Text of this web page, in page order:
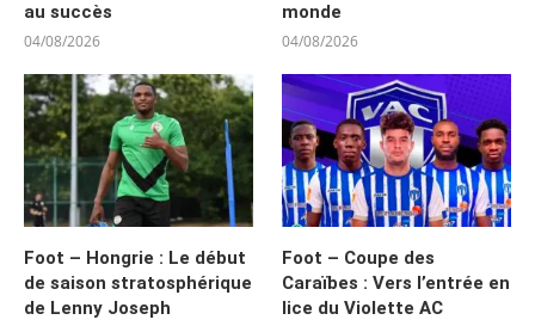
au succès
04/08/2026
monde
04/08/2026
Foot – Hongrie : Le début
de saison stratosphérique
de Lenny Joseph
Foot – Coupe des
Caraïbes : Vers l’entrée en
lice du Violette AC